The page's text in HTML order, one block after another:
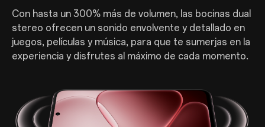
Con hasta un 300% más de volumen, las bocinas dual
stereo ofrecen un sonido envolvente y detallado en
juegos, películas y música, para que te sumerjas en la
experiencia y disfrutes al máximo de cada momento.